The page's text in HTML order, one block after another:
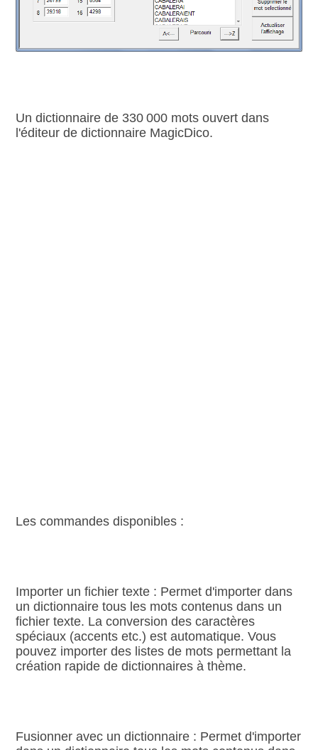
Un dictionnaire de 330 000 mots ouvert dans
l'éditeur de dictionnaire MagicDico.
Les commandes disponibles :
Importer un fichier texte : Permet d'importer dans
un dictionnaire tous les mots contenus dans un
fichier texte. La conversion des caractères
spéciaux (accents etc.) est automatique. Vous
pouvez importer des listes de mots permettant la
création rapide de dictionnaires à thème.
Fusionner avec un dictionnaire : Permet d'importer